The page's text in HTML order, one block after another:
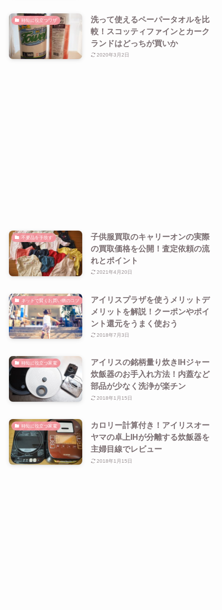
時短に役立つワザ
洗って使えるペーパータオルを比
較！スコッティファインとカーク
ランドはどっちが買いか
2020年3月2日
不要品を手放す
子供服買取のキャリーオンの実際
の買取価格を公開！査定依頼の流
れとポイント
2021年4月20日
ネットで賢くお買い物のコツ
アイリスプラザを使うメリットデ
メリットを解説！クーポンやポイ
ント還元をうまく使おう
2018年7月3日
時短に役立つ家電
アイリスの銘柄量り炊きIHジャー
炊飯器のお手入れ方法！内蓋など
部品が少なく洗浄が楽チン
2018年1月15日
時短に役立つ家電
カロリー計算付き！アイリスオー
ヤマの卓上IHが分離する炊飯器を
主婦目線でレビュー
2018年1月15日